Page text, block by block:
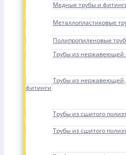
Медные трубы и
Металлопластиковые
Полипропиленовые
Трубы из нержавеющей
Трубы из нержавеющей,
фитинги
Трубы из сшитого
Трубы из сшитого